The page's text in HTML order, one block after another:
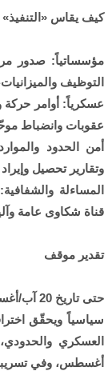
كيف يقاس «التنفيذ»
مؤسساتياً: صدور
التوظيف
عسكرياً: أوامر حركة
عقوبات وانضباط
أمن الحدود
وتقارير تحصيل
المساءلة
قناة شكاوى عامة وآلية
تقدير موقف
سياسياً ويحقّق
العسكري
أغسطس، وفي